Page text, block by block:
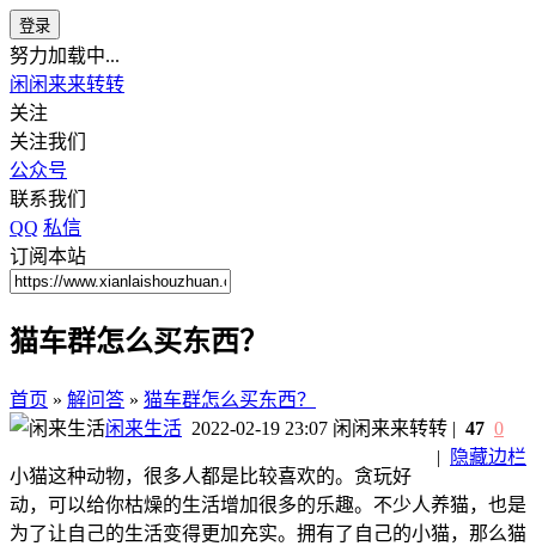
登录
努力加载中...
闲闲来来转转
关注
关注我们
公众号
联系我们
QQ 私信
订阅本站
猫车群怎么买东西？
首页 » 解问答 » 猫车群怎么买东西？
闲来生活 2022-02-19 23:07 闲闲来来转转
|
隐藏边栏
| 47 0
小猫这种动物，很多人都是比较喜欢的。贪玩好
动，可以给你枯燥的生活增加很多的乐趣。不少人养猫，也是
为了让自己的生活变得更加充实。拥有了自己的小猫，那么猫